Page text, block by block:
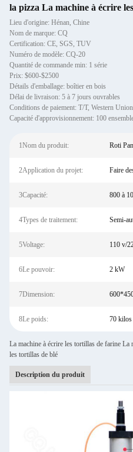
la pizza La machine à écrire
Lieu d'origine: Hénan, Chine
Nom de marque: CQ
Certification: CE, SGS, TUV
Numéro de modèle: CQ-20
Quantité de commande min: 1 série
Prix: $600-$2500
Détails d'emballage: boîtier en bois
Délai de livraison: 5 à 7 jours ouvrables
Conditions de paiement: T/T, Western
Capacité d'approvisionnement: 100
1Nom du produit: Roti
2Application du projet: Faire
3Capacité: 800 à
4Types de traitement: Semi-
5Voltage: 110 v/
6Le pouvoir: 2 kW
7Dimension:
8Le poids: 70 kilos
La machine à écrire les tortillas de farine La
les tortillas de blé
Description du produit